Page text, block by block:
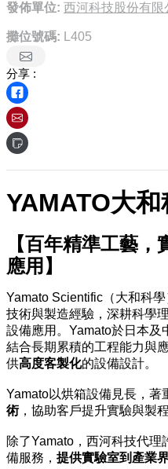
發佈單位: 西河科技股份有限
攤位號碼: L405
分享 :
YAMATO大和
【百年精準工藝
應用】
Yamato Scientific（大和科
技術與製造經驗，深耕科學
設備應用。Yamato於日本及
結合長期累積的工程能力與
供高度客製化的設備設計。
Yamato以烘箱設備見長，著
術，協助客戶提升實驗與製
除了Yamato，西河科技代
備服務， 提供實驗室到產業